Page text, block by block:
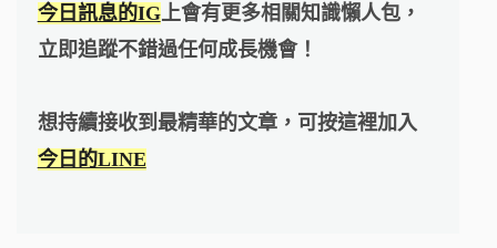
今日訊息的IG上會有更多相關知識懶人包，
立即追蹤不錯過任何成長機會！
想持續接收到最精華的文章，可按這裡加入
今日的LINE